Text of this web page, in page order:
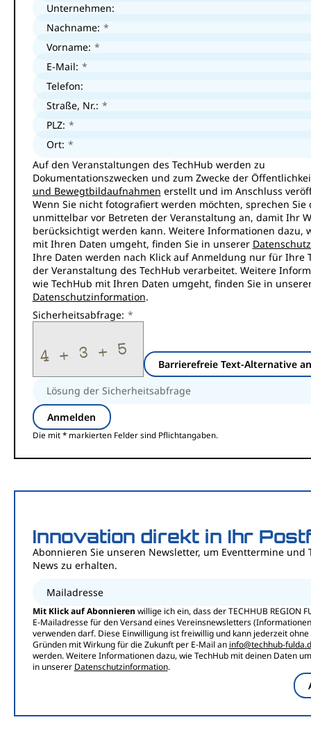
Unternehmen:
Nachname:
Vorname:
E-Mail:
Telefon:
Straße, Nr.:
PLZ:
Ort:
Auf den Veranstaltungen des TechHub werden zu
Dokumentationszwecken und zum Zwecke der
und Bewegtbildaufnahmen erstellt und im Anschluss
Wenn Sie nicht fotografiert werden möchten, sprechen Sie
unmittelbar vor Betreten der Veranstaltung an, damit Ihr
berücksichtigt werden kann. Weitere Informationen dazu,
mit Ihren Daten umgeht, finden Sie in unserer
Ihre Daten werden nach Klick auf Anmeldung nur für Ihre
der Veranstaltung des TechHub verarbeitet. Weitere
wie TechHub mit Ihren Daten umgeht, finden Sie in
Datenschutzinformation.
Sicherheitsabfrage:
Barrierefreie Text-Alternative
Die mit * markierten Felder sind Pflichtangaben.
Innovation direkt in Ihr
Abonnieren Sie unseren Newsletter, um Eventtermine und
News zu erhalten.
Mailadresse
Mit Klick auf Abonnieren willige ich ein, dass der TECHHUB REGION
E-Mailadresse für den Versand eines Vereinsnewsletters
verwenden darf. Diese Einwilligung ist freiwillig und kann jederzeit ohne
Gründen mit Wirkung für die Zukunft per E-Mail an info@techhub-
werden. Weitere Informationen dazu, wie TechHub mit deinen Daten
in unserer Datenschutzinformation.